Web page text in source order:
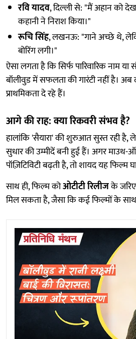
रवि यादव, दिल्ली से: "मैं अहान को
कहानी ने निराश किया।"
रूचि सिंह, लखनऊ: "गाने अच्छे थे,
बोरिंग लगी।"
ऐसा लगता है कि सिर्फ पारिवारिक नाम या
बॉलीवुड में सफलता की गारंटी नहीं है। अब
प्राथमिकता दे रहे हैं।
आगे की राह: क्या रिकवरी संभव है?
हालांकि 'सैयारा' की शुरुआत सुस्त रही
सुधार की उम्मीदें बनी हुई हैं। अगर माउथ-
पॉज़िटिविटी बढ़ती है, तो शायद यह फिल्म
साथ ही, फिल्म कोओटीटी रिलीजके
मिल सकता है, जैसा कि कई फिल्मों के